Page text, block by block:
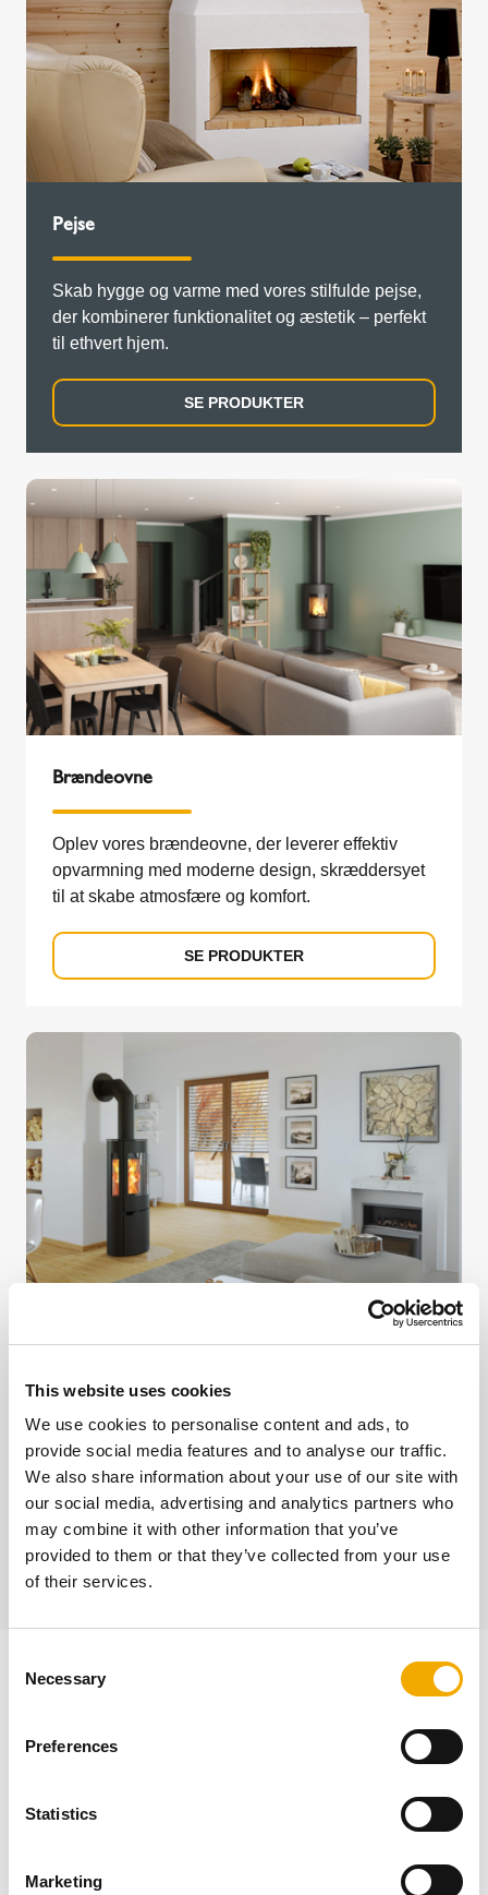
This website uses cookies
We use cookies to personalise content and ads, to
provide social media features and to analyse our traffic.
We also share information about your use of our site with
our social media, advertising and analytics partners who
may combine it with other information that you’ve
provided to them or that they’ve collected from your use
of their services.
Necessary
Preferences
Statistics
Marketing
Pejse
Skab hygge og varme med vores stilfulde pejse,
der kombinerer funktionalitet og æstetik – perfekt
til ethvert hjem.
SE PRODUKTER
Brændeovne
Oplev vores brændeovne, der leverer effektiv
opvarmning med moderne design, skræddersyet
til at skabe atmosfære og komfort.
SE PRODUKTER
Få fuldt udbytte af din skorsten med vores
pejserør, der gør det muligt at forbinde en
brændeovn til en opmuret skorsten.
SE PRODUKTER
Rum til varme og nærvær i haven